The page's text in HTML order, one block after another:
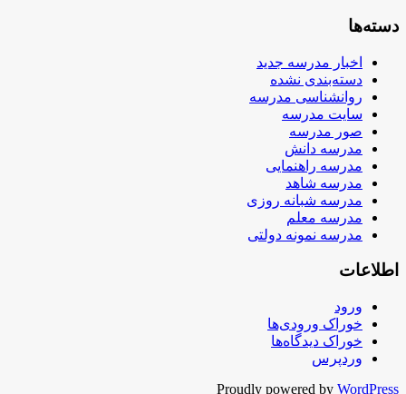
دسته‌ها
اخبار مدرسه جدید
دسته‌بندی نشده
روانشناسی مدرسه
سایت مدرسه
صور مدرسه
مدرسه دانش
مدرسه راهنمایی
مدرسه شاهد
مدرسه شبانه روزی
مدرسه معلم
مدرسه نمونه دولتی
اطلاعات
ورود
خوراک ورودی‌ها
خوراک دیدگاه‌ها
وردپرس
Proudly powered by WordPress